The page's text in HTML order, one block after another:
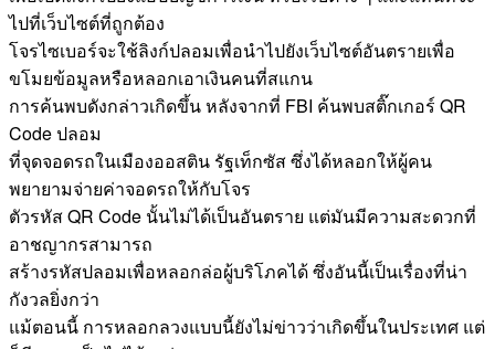
ไปที่เว็บไซต์ที่ถูกต้อง
โจรไซเบอร์จะใช้ลิงก์ปลอมเพื่อนำไปยังเว็บไซต์อันตรายเพื่อ
ขโมยข้อมูลหรือหลอกเอาเงินคนที่สแกน
การค้นพบดังกล่าวเกิดขึ้น หลังจากที่ FBI ค้นพบสติ๊กเกอร์ QR
Code ปลอม
ที่จุดจอดรถในเมืองออสติน รัฐเท็กซัส ซึ่งได้หลอกให้ผู้คน
พยายามจ่ายค่าจอดรถให้กับโจร
ตัวรหัส QR Code นั้นไม่ได้เป็นอันตราย แต่มันมีความสะดวกที่
อาชญากรสามารถ
สร้างรหัสปลอมเพื่อหลอกล่อผู้บริโภคได้ ซึ่งอันนี้เป็นเรื่องที่น่า
กังวลยิ่งกว่า
แม้ตอนนี้ การหลอกลวงแบบนี้ยังไม่ข่าวว่าเกิดขึ้นในประเทศ แต่